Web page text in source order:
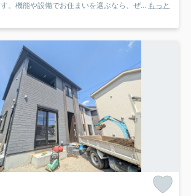
。機能や設備でお住まいを選ぶなら、ぜ... もっと